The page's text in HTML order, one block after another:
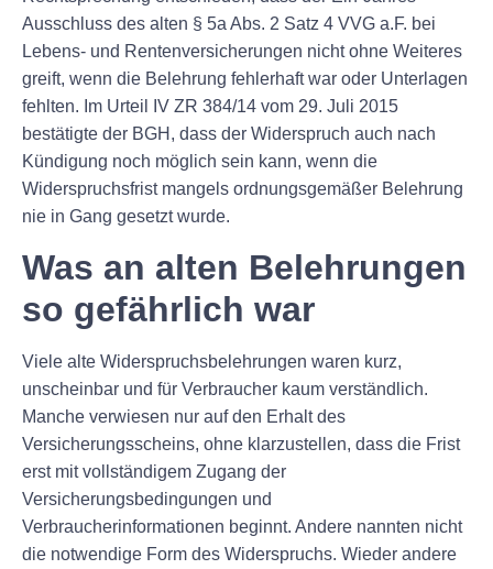
Ausschluss des alten § 5a Abs. 2 Satz 4 VVG a.F. bei
Lebens- und Rentenversicherungen nicht ohne Weiteres
greift, wenn die Belehrung fehlerhaft war oder Unterlagen
fehlten. Im Urteil IV ZR 384/14 vom 29. Juli 2015
bestätigte der BGH, dass der Widerspruch auch nach
Kündigung noch möglich sein kann, wenn die
Widerspruchsfrist mangels ordnungsgemäßer Belehrung
nie in Gang gesetzt wurde.
Was an alten Belehrungen
so gefährlich war
Viele alte Widerspruchsbelehrungen waren kurz,
unscheinbar und für Verbraucher kaum verständlich.
Manche verwiesen nur auf den Erhalt des
Versicherungsscheins, ohne klarzustellen, dass die Frist
erst mit vollständigem Zugang der
Versicherungsbedingungen und
Verbraucherinformationen beginnt. Andere nannten nicht
die notwendige Form des Widerspruchs. Wieder andere